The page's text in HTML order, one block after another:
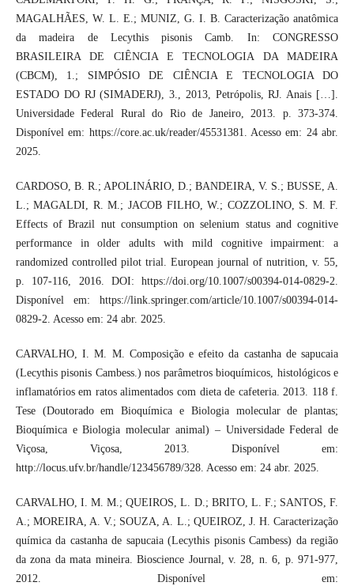
MAGALHÃES, W. L. E.; MUNIZ, G. I. B. Caracterização anatômica
da madeira de Lecythis pisonis Camb. In: CONGRESSO
BRASILEIRA DE CIÊNCIA E TECNOLOGIA DA MADEIRA
(CBCM), 1.; SIMPÓSIO DE CIÊNCIA E TECNOLOGIA DO
ESTADO DO RJ (SIMADERJ), 3., 2013, Petrópolis, RJ. Anais […].
Universidade Federal Rural do Rio de Janeiro, 2013. p. 373-374.
Disponível em: https://core.ac.uk/reader/45531381. Acesso em: 24 abr.
2025.
CARDOSO, B. R.; APOLINÁRIO, D.; BANDEIRA, V. S.; BUSSE, A.
L.; MAGALDI, R. M.; JACOB FILHO, W.; COZZOLINO, S. M. F.
Effects of Brazil nut consumption on selenium status and cognitive
performance in older adults with mild cognitive impairment: a
randomized controlled pilot trial. European journal of nutrition, v. 55,
p. 107-116, 2016. DOI: https://doi.org/10.1007/s00394-014-0829-2.
Disponível em: https://link.springer.com/article/10.1007/s00394-014-
0829-2. Acesso em: 24 abr. 2025.
CARVALHO, I. M. M. Composição e efeito da castanha de sapucaia
(Lecythis pisonis Cambess.) nos parâmetros bioquímicos, histológicos e
inflamatórios em ratos alimentados com dieta de cafeteria. 2013. 118 f.
Tese (Doutorado em Bioquímica e Biologia molecular de plantas;
Bioquímica e Biologia molecular animal) – Universidade Federal de
Viçosa, Viçosa, 2013. Disponível em:
http://locus.ufv.br/handle/123456789/328. Acesso em: 24 abr. 2025.
CARVALHO, I. M. M.; QUEIROS, L. D.; BRITO, L. F.; SANTOS, F.
A.; MOREIRA, A. V.; SOUZA, A. L.; QUEIROZ, J. H. Caracterização
química da castanha de sapucaia (Lecythis pisonis Cambess) da região
da zona da mata mineira. Bioscience Journal, v. 28, n. 6, p. 971-977,
2012. Disponível em: